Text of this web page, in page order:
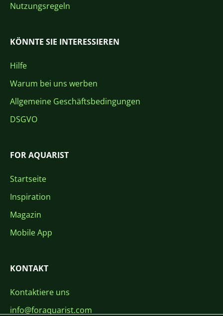
Nutzungsregeln
KÖNNTE SIE INTERESSIEREN
Hilfe
Warum bei uns werben
Allgemeine Geschäftsbedingungen
DSGVO
FOR AQUARIST
Startseite
Inspiration
Magazin
Mobile App
KONTAKT
Kontaktiere uns
info@foraquarist.com